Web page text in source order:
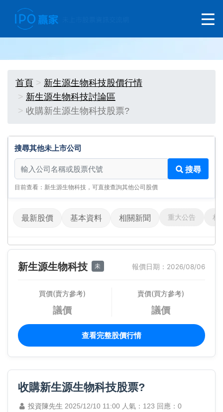
首頁
新生源生物科技股價行情
新生源生物科技討論區
收購新生源生物科技股票?
搜尋其他未上市公司
搜尋其他未上市公司
搜尋
目前查看：新生源生物科技，可直接查詢其他公司股價
最新股價 基本資料 相關新聞 重大公告 相
新生源生物科技 未 報價日期：2026/08/06
買價(賣方參考)
議價
賣價(買方參考)
議價
查看完整股價行情
收購新生源生物科技股票?
投資陳先生 2025/12/10 11:00 人氣：123 回應：0